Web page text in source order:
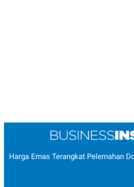
Harga Emas Terangkat Pelemahan